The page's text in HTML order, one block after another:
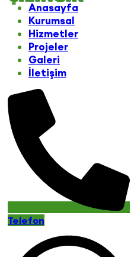
Anasayfa
Kurumsal
Hizmetler
Projeler
Galeri
İletişim
Telefon